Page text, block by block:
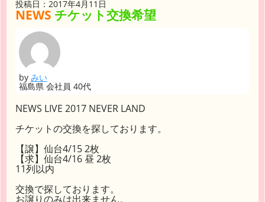
投稿日：2017年4月11日
NEWS チケット交換希望
by みい
福島県 会社員 40代
NEWS LIVE 2017 NEVER LAND
チケットの交換を探しております。
【譲】仙台4/15 2枚
【求】仙台4/16 昼 2枚
11列以内
交換で探しております。
お譲りのみは出来ません。